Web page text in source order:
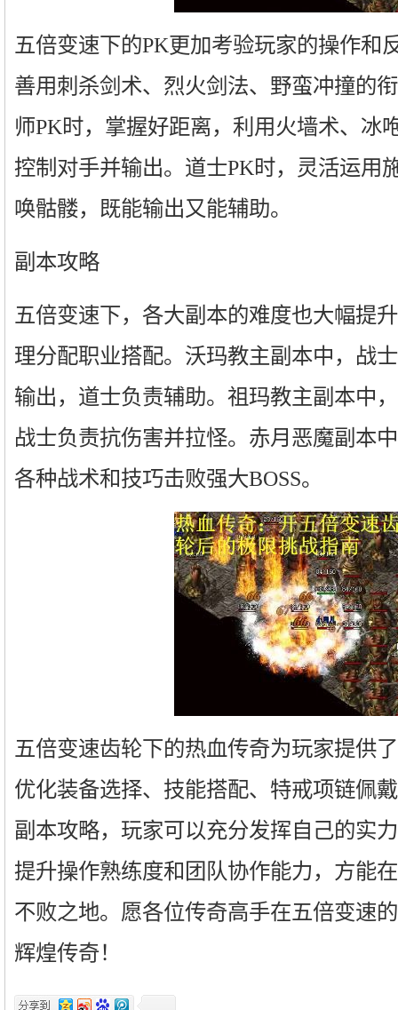
五倍变速下的PK更加考验玩家的操作和
善用刺杀剑术、烈火剑法、野蛮冲撞的
师PK时，掌握好距离，利用火墙术、冰
控制对手并输出。道士PK时，灵活运用
唤骷髅，既能输出又能辅助。
副本攻略
五倍变速下，各大副本的难度也大幅提
理分配职业搭配。沃玛教主副本中，战
输出，道士负责辅助。祖玛教主副本中
战士负责抗伤害并拉怪。赤月恶魔副本
各种战术和技巧击败强大BOSS。
五倍变速齿轮下的热血传奇为玩家提供
优化装备选择、技能搭配、特戒项链佩
副本攻略，玩家可以充分发挥自己的实
提升操作熟练度和团队协作能力，方能
不败之地。愿各位传奇高手在五倍变速
辉煌传奇！